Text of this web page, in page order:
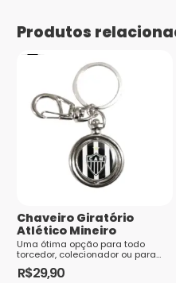
E-mail*
como seus dados em
processados
Produtos
Chaveiro Giratório
Atlético Mineiro
Uma ótima opção para todo
torcedor, colecionador ou para
presentear, o chaveiro do Atlético
Mineiro é fabricado em metal r...
R$29,90